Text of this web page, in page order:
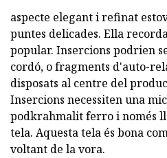
aspecte elegant i refinat
puntes delicades. Ella
popular. Insercions podrien
cordó, o fragments d'auto-
disposats al centre del
Insercions necessiten una
podkrahmalit ferro i només
tela. Aquesta tela és bona
voltant de la vora.